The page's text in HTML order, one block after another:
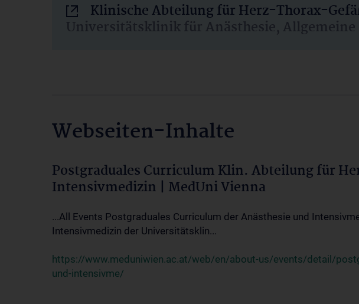
Klinische Abteilung für Herz-Thorax-
Universitätsklinik für Anästhesie,
Webseiten-Inhalte
Postgraduales Curriculum Klin. Abteilung für
Intensivmedizin | MedUni Vienna
...All Events Postgraduales Curriculum der Anästhesie und
Intensivmedizin der Universitätsklin...
https://www.meduniwien.ac.at/web/en/about-us/events/detail/
und-intensivme/